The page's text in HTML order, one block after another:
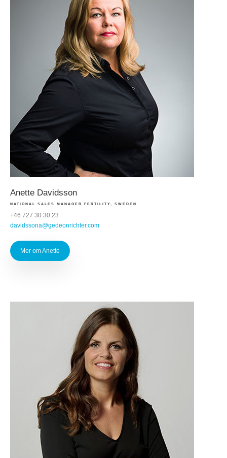
Anette Davidsson
NATIONAL SALES MANAGER FERTILITY, SWEDEN
+46 727 30 30 23
davidssona@gedeonrichter.com
Mer om Anette